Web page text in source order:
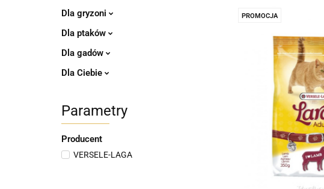
Dla gryzoni
Dla ptaków
Dla gadów
Dla Ciebie
Parametry
Producent
VERSELE-LAGA
PROMOCJA